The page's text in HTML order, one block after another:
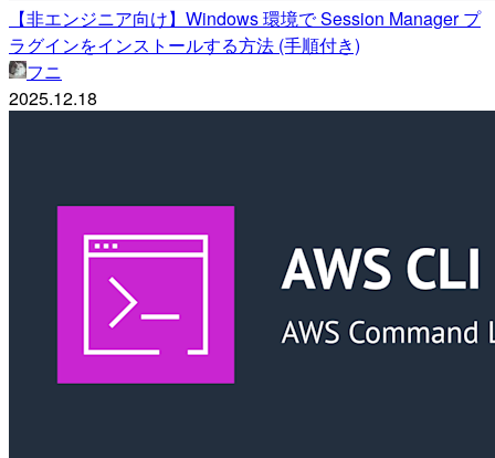
【非エンジニア向け】Windows 環境で Session Manager プ
ラグインをインストールする方法 (手順付き)
フニ
2025.12.18